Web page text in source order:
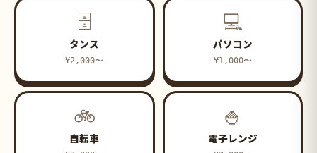
🗄
タンス
¥2,000〜
💻
パソコン
¥1,000〜
🚲
自転車
🍚
電子レンジ